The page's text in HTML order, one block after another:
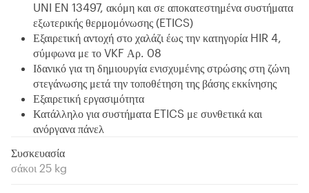
UNI EN 13497, ακόμη και σε αποκατεστημένα συστήματα
εξωτερικής θερμομόνωσης (ETICS)
Εξαιρετική αντοχή στο χαλάζι έως την κατηγορία HIR 4,
σύμφωνα με το VKF Αρ. 08
Ιδανικό για τη δημιουργία ενισχυμένης στρώσης στη ζώνη
στεγάνωσης μετά την τοποθέτηση της βάσης εκκίνησης
Εξαιρετική εργασιμότητα
Κατάλληλο για συστήματα ETICS με συνθετικά και
ανόργανα πάνελ
Συσκευασία
σάκοι 25 kg